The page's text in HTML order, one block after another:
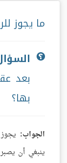
ما يجوز
بعد
بها؟
الجواب:
ينبغي أن